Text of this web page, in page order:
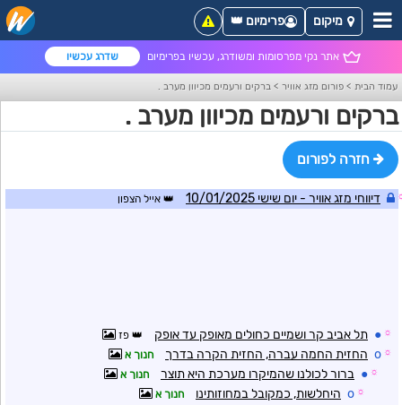
אתר נקי מפרסומות ומשודרג, עכשיו בפרימיום שדרג עכשיו
מיקום פרימיום 👑
עמוד הבית > פורום מזג אוויר > ברקים ורעמים מכיוון מערב .
ברקים ורעמים מכיוון מערב .
חזרה לפורום
דיווחי מזג אוויר - יום שישי 10/01/2025 אייל הצפון
☼
● תל אביב קר ושמיים כחולים מאופק עד אופק פז
☼
o החזית החמה עברה, החזית הקרה בדרך חנוך א
☼
● ברור לכולנו שהמיקרו מערכת היא תוצר חנוך א
☼
o היחלשות, כמקובל במחוזותינו חנוך א